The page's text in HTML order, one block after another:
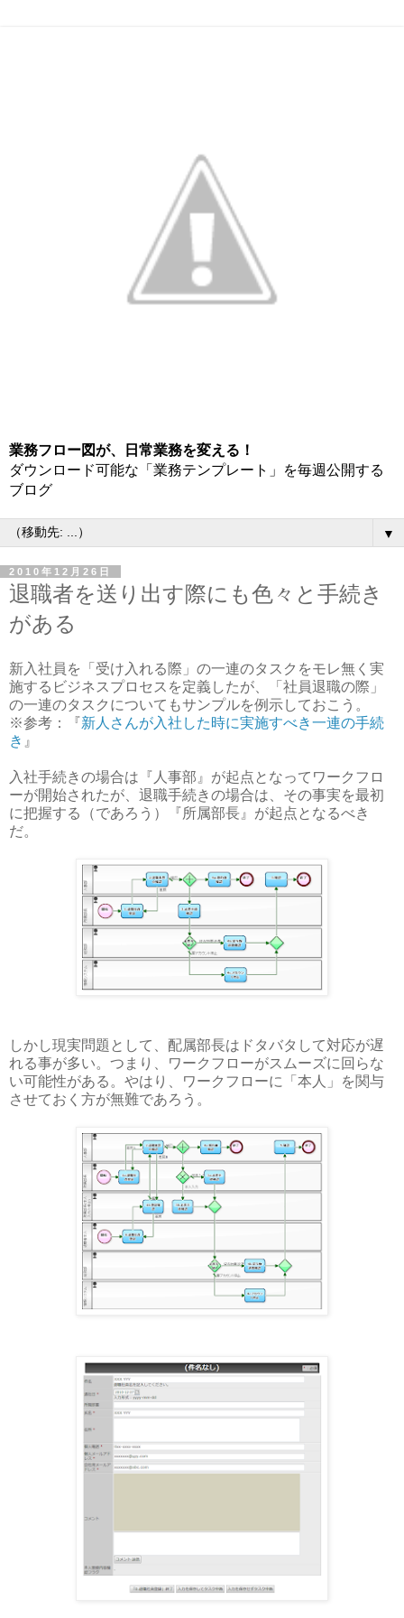
業務フロー図が、日常業務を変える！
ダウンロード可能な「業務テンプレート」を毎週公開する
ブログ
▼
2010年12月26日
退職者を送り出す際にも色々と手続き
がある
新入社員を「受け入れる際」の一連のタスクをモレ無く実
施するビジネスプロセスを定義したが、「社員退職の際」
の一連のタスクについてもサンプルを例示しておこう。
※参考：『新人さんが入社した時に実施すべき一連の手続
き 』
入社手続きの場合は『人事部』が起点となってワークフロ
ーが開始されたが、退職手続きの場合は、その事実を最初
に把握する（であろう）『所属部長』が起点となるべき
だ。
しかし現実問題として、配属部長はドタバタして対応が遅
れる事が多い。つまり、ワークフローがスムーズに回らな
い可能性がある。やはり、ワークフローに「本人」を関与
させておく方が無難であろう。